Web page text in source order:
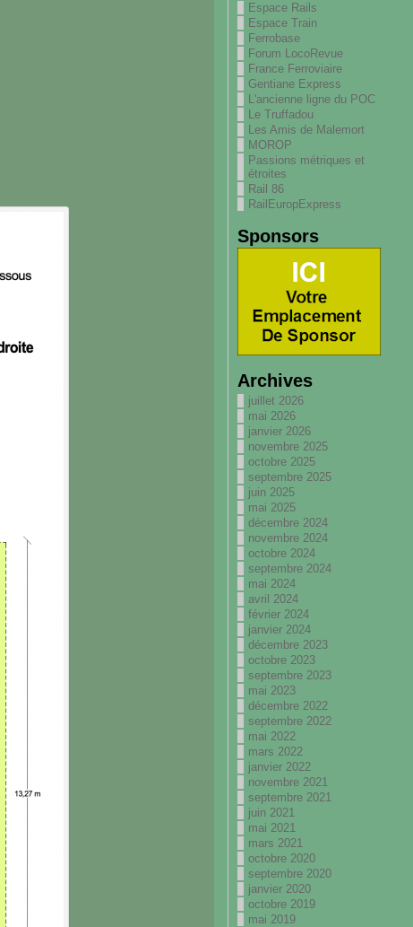
Espace Rails
Espace Train
Ferrobase
Forum LocoRevue
France Ferroviaire
Gentiane Express
L'ancienne ligne du POC
Le Truffadou
Les Amis de Malemort
MOROP
Passions métriques et
étroites
Rail 86
RailEuropExpress
Sponsors
Archives
juillet 2026
mai 2026
janvier 2026
novembre 2025
octobre 2025
septembre 2025
juin 2025
mai 2025
décembre 2024
novembre 2024
octobre 2024
septembre 2024
mai 2024
avril 2024
février 2024
janvier 2024
décembre 2023
octobre 2023
septembre 2023
mai 2023
décembre 2022
septembre 2022
mai 2022
mars 2022
janvier 2022
novembre 2021
septembre 2021
juin 2021
mai 2021
mars 2021
octobre 2020
septembre 2020
janvier 2020
octobre 2019
mai 2019